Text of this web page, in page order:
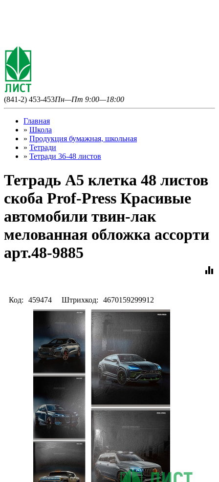
(841-2) 453-453Пн—Пт 9:00—18:00
Главная
» Школа
» Продукция бумажная, школьная
» Тетради
» Тетради 36-48 листов
Тетрадь А5 клетка 48 листов
скоба Prof-Press Красивые
автомобили твин-лак
мелованная обложка ассорти
арт.48-9885
equalizer
Код: 459474 Штрихкод: 4670159299912